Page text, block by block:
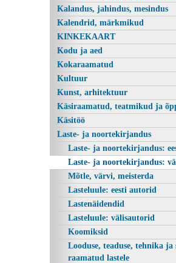
Kalandus, jahindus, mesindus
Kalendrid, märkmikud
KINKEKAART
Kodu ja aed
Kokaraamatud
Kultuur
Kunst, arhitektuur
Käsiraamatud, teatmikud ja
Käsitöö
Laste- ja noortekirjandus
Laste- ja noortekirjandus:
Laste- ja noortekirjandus:
Mõtle, värvi, meisterda
Lasteluule: eesti autorid
Lastenäidendid
Lasteluule: välisautorid
Koomiksid
Looduse, teaduse, tehnika
raamatud lastele